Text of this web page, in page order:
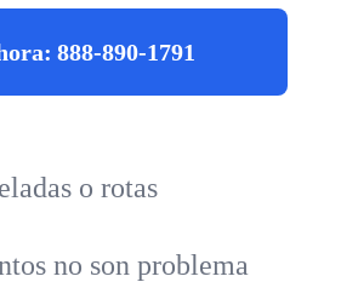
888-890-1791
o rotas
no son problema